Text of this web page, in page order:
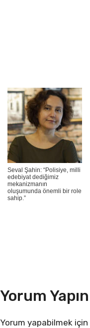
Seval Şahin: “Polisiye, milli
edebiyat dediğimiz
mekanizmanın
oluşumunda önemli bir role
sahip.”
Yorum Yapın
Yorum yapabilmek için